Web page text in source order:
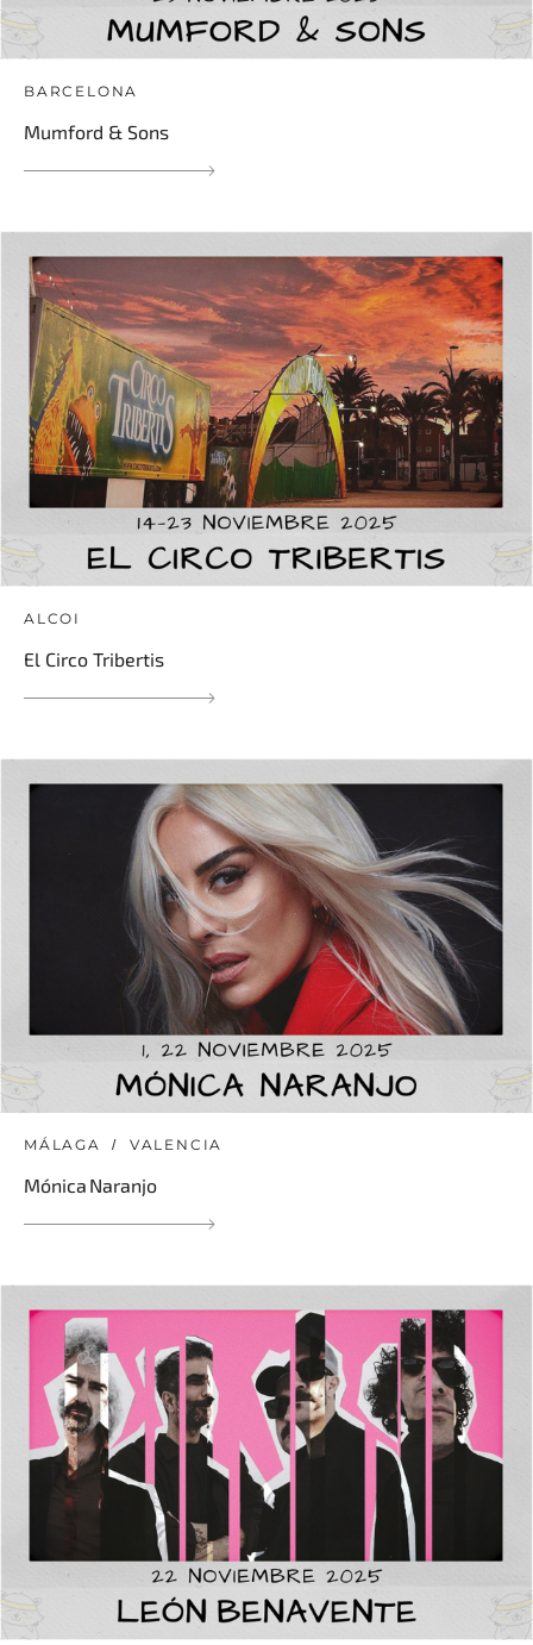
BARCELONA
Mumford & Sons
ALCOI
El Circo Tribertis
MÁLAGA VALENCIA
Mónica Naranjo